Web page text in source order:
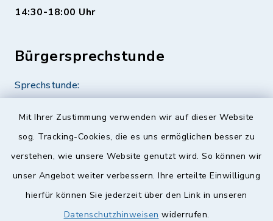
Mit Ihrer Zustimmung verwenden wir auf dieser Website
sog. Tracking-Cookies, die es uns ermöglichen besser zu
verstehen, wie unsere Website genutzt wird. So können wir
unser Angebot weiter verbessern. Ihre erteilte Einwilligung
hierfür können Sie jederzeit über den Link in unseren
Datenschutzhinweisen widerrufen.
14:30-18:00 Uhr
Bürgersprechstunde
Sprechstunde:
Quicklinks
Landkreis Lichtenfels